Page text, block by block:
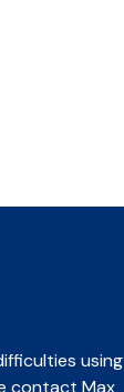
using
contact Max